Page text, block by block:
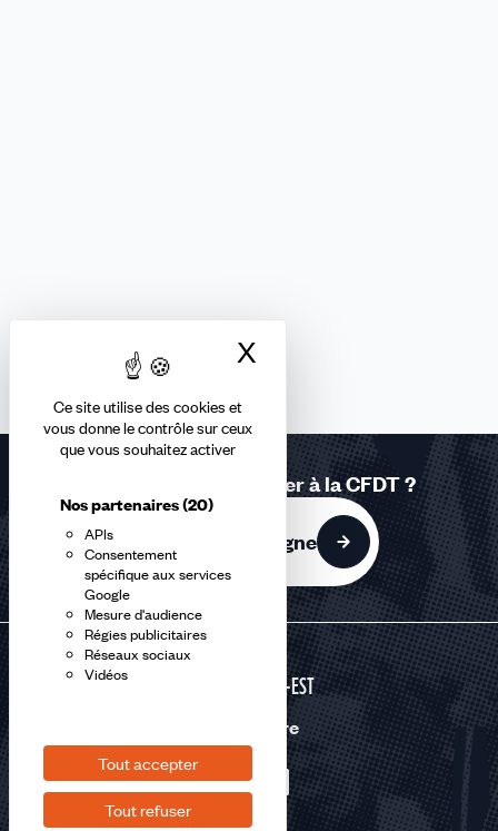
Ce site utilise des cookies et
vous donne le contrôle sur ceux
que vous souhaitez activer
Nos partenaires(20)
APIs
Consentement
spécifique aux services
Google
Mesure d'audience
Régies publicitaires
Réseaux sociaux
Vidéos
Tout accepter
Tout refuser
X
Vous souhaitez adhérer à la CFDT ?
J'adhère en ligne
GRAND-EST
Nous suivre